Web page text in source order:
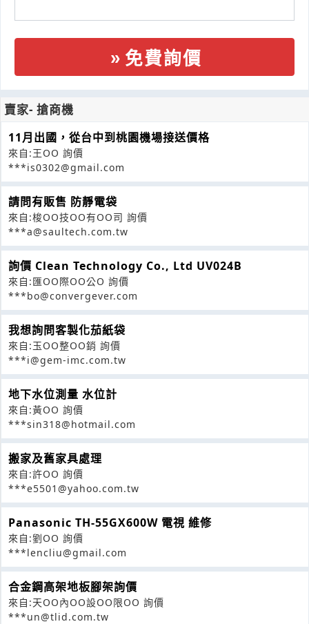
免費詢價
賣家- 搶商機
11月出國，從台中到桃園機場接送價格
來自:王OO 詢價
***is0302@gmail.com
請問有販售 防靜電袋
來自:梭OO技OO有OO司 詢價
***a@saultech.com.tw
詢價 Clean Technology Co., Ltd UV024B
來自:匯OO際OO公O 詢價
***bo@convergever.com
我想詢問客製化茄紙袋
來自:玉OO整OO銷 詢價
***i@gem-imc.com.tw
地下水位測量 水位計
來自:黃OO 詢價
***sin318@hotmail.com
搬家及舊家具處理
來自:許OO 詢價
***e5501@yahoo.com.tw
Panasonic TH-55GX600W 電視 維修
來自:劉OO 詢價
***lencliu@gmail.com
合金鋼高架地板腳架詢價
來自:天OO內OO設OO限OO 詢價
***un@tlid.com.tw